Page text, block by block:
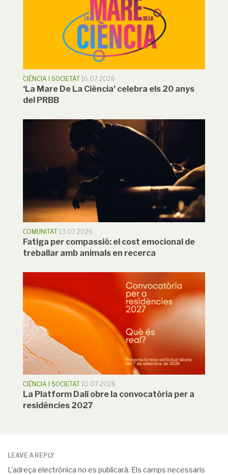
CIÈNCIA I SOCIETAT 16.07.2026
‘La Mare De La Ciència’ celebra els 20 anys
del PRBB
COMUNITAT 13.07.2026
Fatiga per compassió: el cost emocional de
treballar amb animals en recerca
CIÈNCIA I SOCIETAT 10.07.2026
La Platform Dalí obre la convocatòria per a
residències 2027
LEAVE A REPLY
L'adreça electrònica no es publicarà. Els camps necessaris